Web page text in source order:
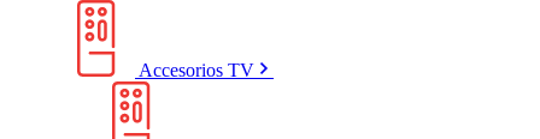
Accesorios TV